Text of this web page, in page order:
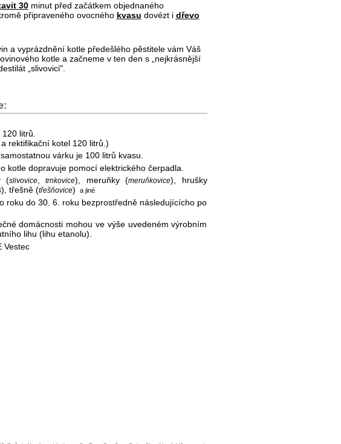
30minut před začátkem objednaného
připraveného ovocného kvasu dovézt i dřevo
a vyprázdnění kotle předešlého pěstitele vám Váš
kotle a začneme v ten den s „nejkrásnější
„slivovici".
litrů.
rektifikační kotel 120 litrů.)
várku je 100 litrů kvasu.
kotle dopravuje pomocí elektrického čerpadla.
(slivovice ,trnkovice), meruňky (meruňkovice), hrušky
), třešně (třešňovice) a jiné
roku do 30. 6. roku bezprostředně následujícícho po
domácnosti mohou ve výše uvedeném výrobním
lihu (lihu etanolu).
Vestec